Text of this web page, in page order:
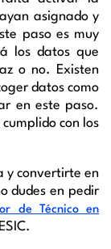
asignado y
paso es muy
los datos que
o no. Existen
datos como
en este paso.
con los
y convertirte en
dudes en pedir
de Técnico en